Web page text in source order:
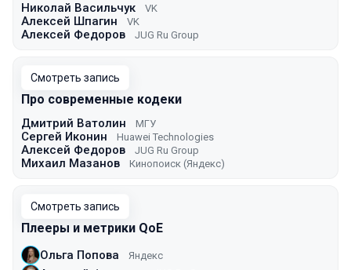
Николай Васильчук VK
Алексей Шпагин VK
Алексей Федоров JUG Ru Group
Смотреть запись
Про современные кодеки
Дмитрий Ватолин МГУ
Сергей Иконин Huawei Technologies
Алексей Федоров JUG Ru Group
Михаил Мазанов Кинопоиск (Яндекс)
Смотреть запись
Плееры и метрики QoE
Ольга Попова Яндекс